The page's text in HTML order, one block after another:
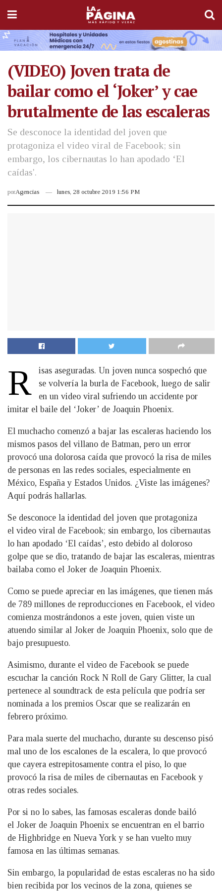
(VIDEO) Joven trata de
bailar como el ‘Joker’ y cae
brutalmente de las escaleras
Se desconoce la identidad del joven que
protagoniza el video viral de Facebook; sin
embargo, los cibernautas lo han apodado ‘El
caídas'.
porAgencias lunes, 28 octubre 2019 1:56 PM
R
isas aseguradas. Un joven nunca sospechó que
se volvería la burla de Facebook, luego de salir
en un video viral sufriendo un accidente por
imitar el baile del ‘Joker’ de Joaquin Phoenix.
El muchacho comenzó a bajar las escaleras haciendo los
mismos pasos del villano de Batman, pero un error
provocó una dolorosa caída que provocó la risa de miles
de personas en las redes sociales, especialmente en
México, España y Estados Unidos. ¿Viste las imágenes?
Aquí podrás hallarlas.
Se desconoce la identidad del joven que protagoniza
el video viral de Facebook; sin embargo, los cibernautas
lo han apodado ‘El caídas’, esto debido al doloroso
golpe que se dio, tratando de bajar las escaleras, mientras
bailaba como el Joker de Joaquin Phoenix.
Como se puede apreciar en las imágenes, que tienen más
de 789 millones de reproducciones en Facebook, el video
comienza mostrándonos a este joven, quien viste un
atuendo similar al Joker de Joaquin Phoenix, solo que de
bajo presupuesto.
Asimismo, durante el video de Facebook se puede
escuchar la canción Rock N Roll de Gary Glitter, la cual
pertenece al soundtrack de esta película que podría ser
nominada a los premios Oscar que se realizarán en
febrero próximo.
Para mala suerte del muchacho, durante su descenso pisó
mal uno de los escalones de la escalera, lo que provocó
que cayera estrepitosamente contra el piso, lo que
provocó la risa de miles de cibernautas en Facebook y
otras redes sociales.
Por si no lo sabes, las famosas escaleras donde bailó
el Joker de Joaquin Phoenix se encuentran en el barrio
de Highbridge en Nueva York y se han vuelto muy
famosa en las últimas semanas.
Sin embargo, la popularidad de estas escaleras no ha sido
bien recibida por los vecinos de la zona, quienes se